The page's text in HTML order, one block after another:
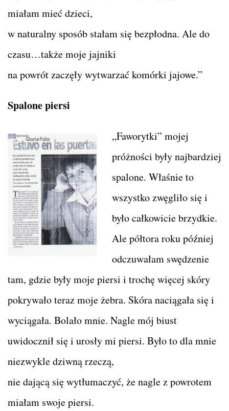
miałam mieć dzieci,
w naturalny sposób stałam się bezpłodna. Ale do
czasu…także moje jajniki
na powrót zaczęły wytwarzać komórki jajowe.”
Spalone piersi
„Faworytki” mojej
próżności były najbardziej
spalone. Właśnie to
wszystko zwęgliło się i
było całkowicie brzydkie.
Ale półtora roku później
odczuwałam swędzenie
tam, gdzie były moje piersi i trochę więcej skóry
pokrywało teraz moje żebra. Skóra naciągała się i
wyciągała. Bolało mnie. Nagle mój biust
uwidocznił się i urosły mi piersi. Było to dla mnie
niezwykle dziwną rzeczą,
nie dającą się wytłumaczyć, że nagle z powrotem
miałam swoje piersi.